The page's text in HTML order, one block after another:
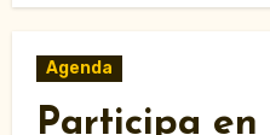
Agenda
Participa en